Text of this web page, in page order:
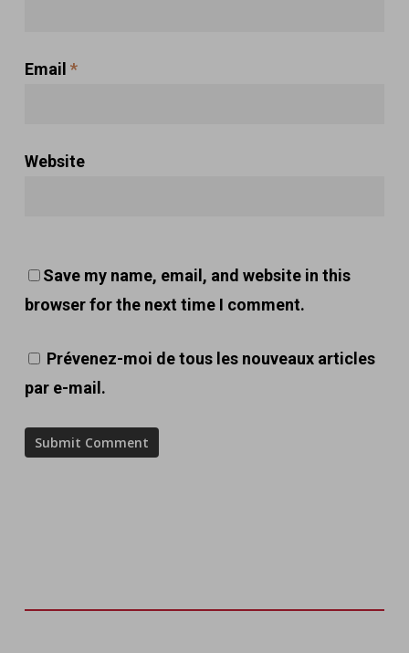
Email *
Website
Save my name, email, and website in this
browser for the next time I comment.
Prévenez-moi de tous les nouveaux articles
par e-mail.